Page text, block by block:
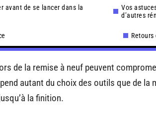
avant de se lancer dans la
Vos
d’autres
Retours
de la remise à neuf peuvent
autant du choix des outils que de
la finition.